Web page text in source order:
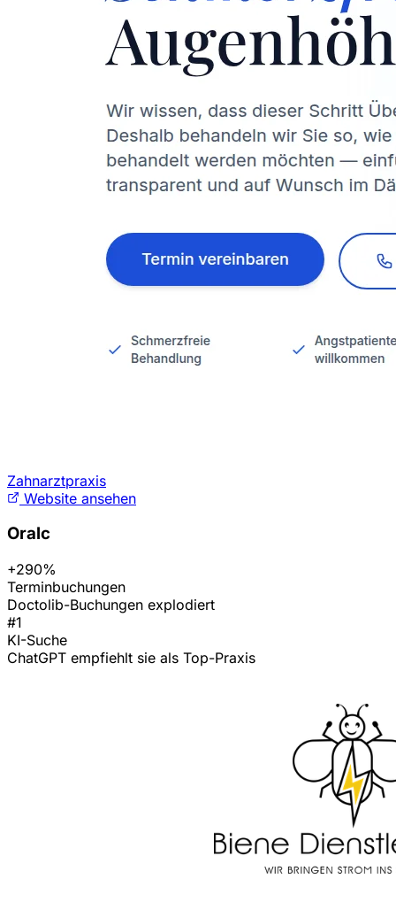
Zahnarztpraxis
Website ansehen
Oralc
+290%
Terminbuchungen
Doctolib-Buchungen explodiert
#1
KI-Suche
ChatGPT empfiehlt sie als Top-Praxis